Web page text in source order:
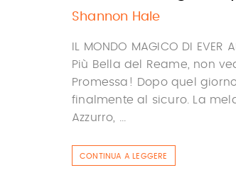
Shannon Hale
IL MONDO MAGICO DI
Più Bella del Reame, non
Promessa! Dopo quel
finalmente al sicuro. La
Azzurro, ...
CONTINUA A LEGGERE